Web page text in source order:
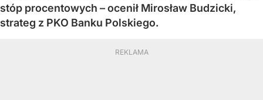
stóp procentowych – ocenił Mirosław Budzicki,
strateg z PKO Banku Polskiego.